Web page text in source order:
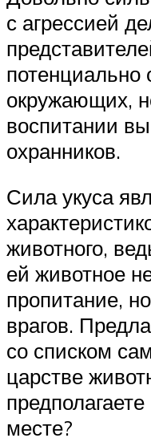
с агрессией
окружающих,
воспитании
охранников.
Сила укуса
животного,
ей животное
пропитание,
врагов.
со списком
царстве
месте?